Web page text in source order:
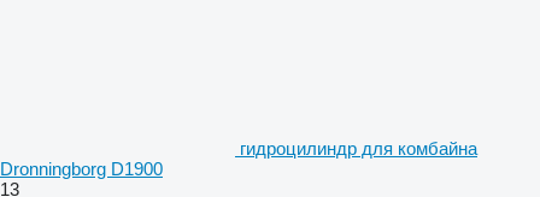
гидроцилиндр для комбайна
Dronningborg D1900
13